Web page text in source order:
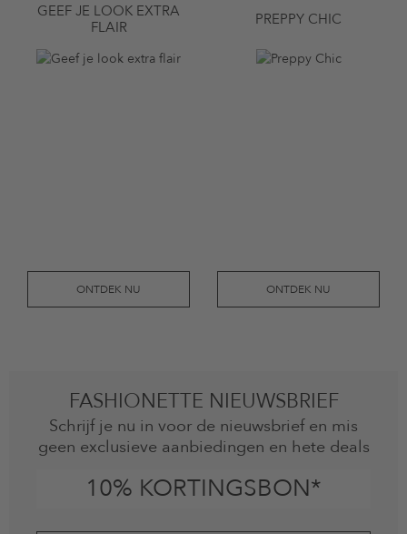
GEEF JE LOOK EXTRA
FLAIR
ONTDEK NU
PREPPY CHIC
ONTDEK NU
FASHIONETTE NIEUWSBRIEF
Schrijf je nu in voor de nieuwsbrief en mis
geen exclusieve aanbiedingen en hete deals
10% KORTINGSBON*